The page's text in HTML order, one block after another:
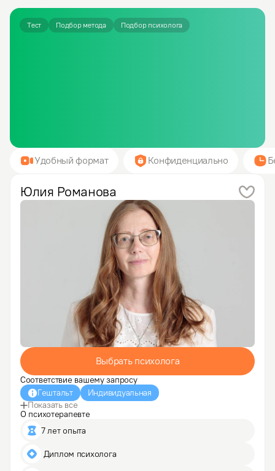
Тест Подбор метода Подбор психолога
Удобный формат Конфиденциально
Юлия Романова
Выбрать психолога
Соответствие вашему запросу
Гештальт
Индивидуальная
Показать все
О психотерапевте
7 лет опыта
Диплом психолога